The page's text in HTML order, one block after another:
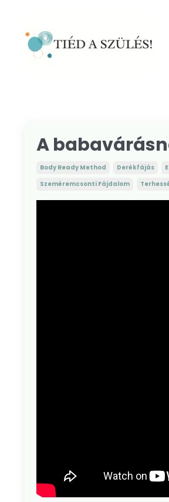
A
Body Ready Method Derékfájás
Szeméremcsonti Fájdalom